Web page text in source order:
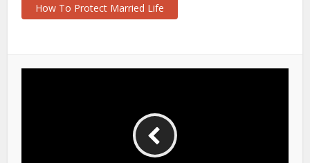
How To Protect Married Life